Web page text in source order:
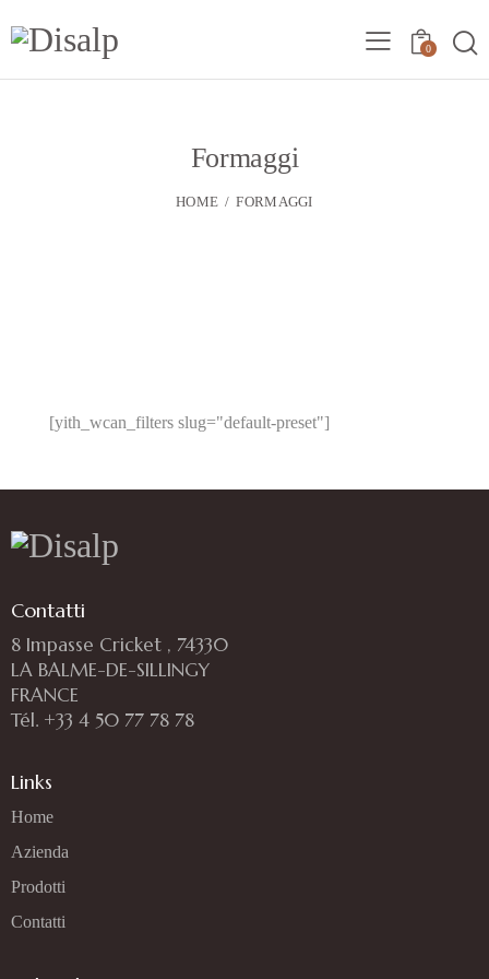
0
Formaggi
HOME FORMAGGI
[yith_wcan_filters slug="default-preset"]
Contatti
8 Impasse Cricket , 74330
LA BALME-DE-SILLINGY
FRANCE
Tél. +33 4 50 77 78 78
Links
Home
Azienda
Prodotti
Contatti